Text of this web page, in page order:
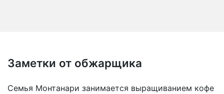
Заметки от обжарщика
Семья Монтанари занимается выращиванием кофе